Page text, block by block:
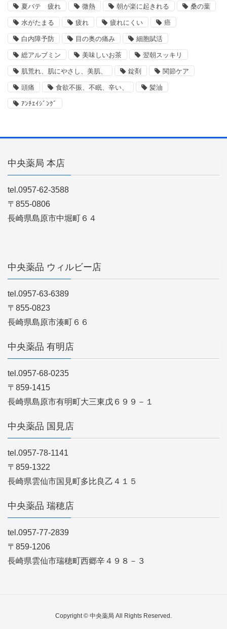
夏バテ 疲れ 微熱 朝が楽に起きれる 桑の葉
水がたまる 疲れ 疲れにくい 癌
白内障予防 目の奥の痛み 細胞賦活
総アルブミン 美味しいお茶 翌朝スッキリ
肌荒れ、肌にやさし、美肌、 錠剤 関節ケア
頭痛 食欲不振、不眠、辛い、 髪油
ｱﾝﾁｴｲｼﾞﾝｸﾞ
中央薬局 本店
tel.0957-62-3588
〒855-0806
長崎県島原市中堀町６４
中央薬品 ウィルビー店
tel.0957-63-6389
〒855-0823
長崎県島原市湊町６６
中央薬品 有明店
tel.0957-68-0235
〒859-1415
長崎県島原市有明町大三東戊６９９－１
中央薬品 国見店
tel.0957-78-1141
〒859-1322
長崎県雲仙市国見町多比良乙４１５
中央薬品 瑞穂店
tel.0957-77-2839
〒859-1206
長崎県雲仙市瑞穂町西郷辛４９８－３
Copyright © 中央薬局 All Rights Reserved.